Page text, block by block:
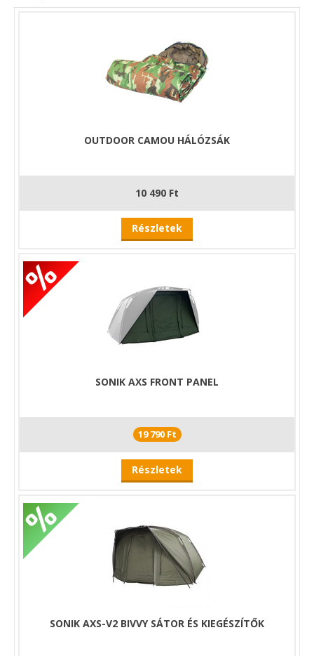
OUTDOOR CAMOU HÁLÓZSÁK
10 490 Ft
Részletek
SONIK AXS FRONT PANEL
19 790 Ft
Részletek
SONIK AXS-V2 BIVVY SÁTOR ÉS KIEGÉSZÍTŐK